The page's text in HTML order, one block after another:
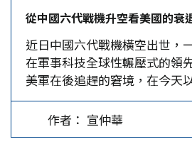
資提供美國勞工就業機會，藉
所存在的失業、低薪、貧窮問
脹的壓力。…
本田、豐田和三菱等日本傳統
個全球最大的汽車市場節節敗
馬來西亞、泰國和印尼等地的
動車品牌蠶食。從2019到2024
新加坡下降了18%，在印尼下
降12%，在馬來西亞下降4.9%
車產量的份額從1998年的
11.4%，中國則從1998年的
成的稅基侵蝕，台灣於2020年
作業辦法」，主要目的在於利
免、成本費用加成減除、免稅
惠稅率、關稅調降或其他具減
式，使特定對象獲得租稅利益
平性而言，如果稅式支出的好
多，將違反所得愈高應繳納愈
則，尤其，從財政收入面來看
從中國六代戰機升空看美國的
近日中國六代戰機橫空出世，
在軍事科技全球性輾壓式的領
美軍在後追趕的窘境，在今天
事科技上在後追趕的滋味，更
知何時能把第六代戰機飛上天
國暈頭轉向，未來所謂第一島
作者： 宣仲華